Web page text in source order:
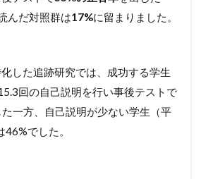
んだ対照群は17%に留まりました。
した追跡研究では、成功する学生
回の自己説明を行い事後テストで
一方、自己説明が少ない学生（平
でした。